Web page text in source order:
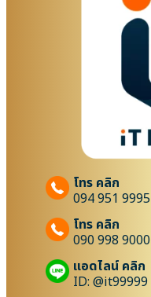
โทร คลิก
094 951 9995
โทร คลิก
090 998 9000
แอดไลน์ คลิก
ID: @it99999